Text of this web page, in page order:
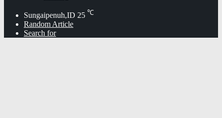
Sungaipenuh,ID 25 ℃
Random Article
Search for